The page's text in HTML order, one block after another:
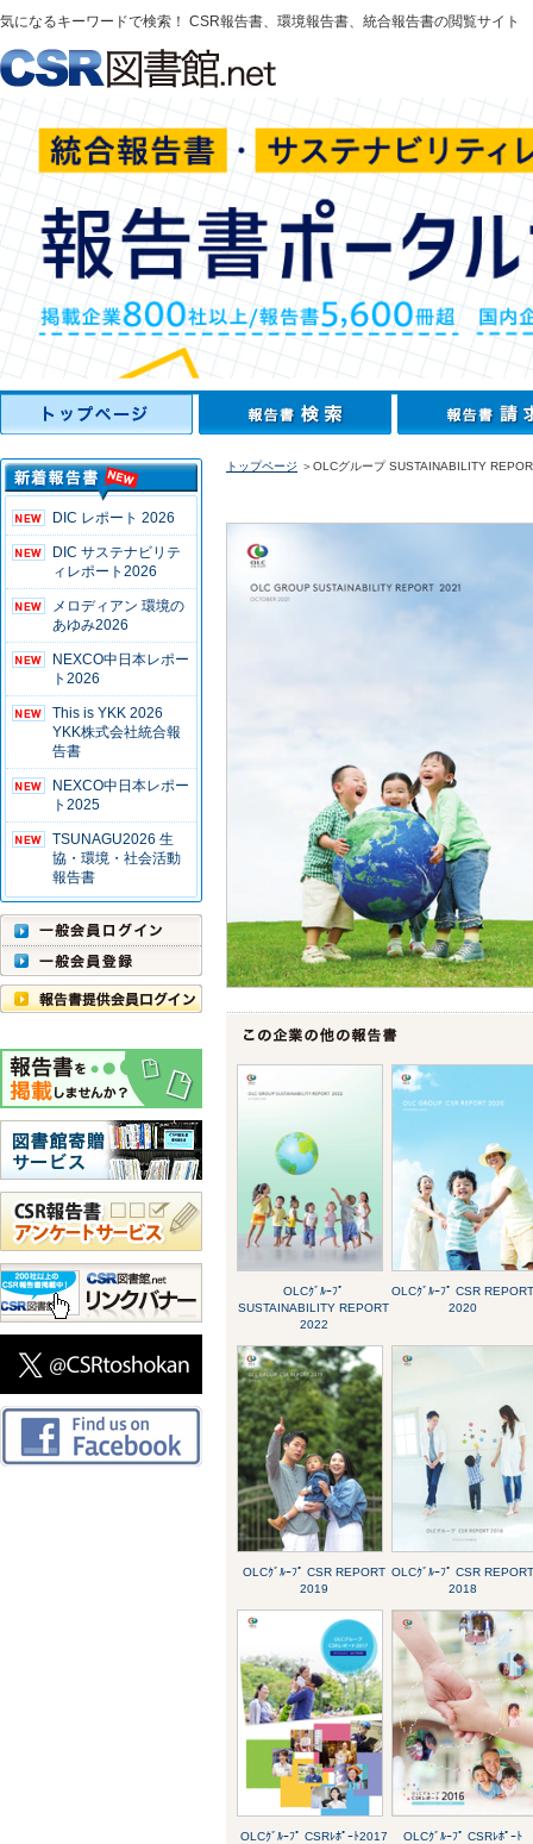
気になるキーワードで検索！ CSR報告書、環境報告書、統合報告書の閲覧サイト
DIC レポート 2026
DIC サステナビリテ
ィレポート2026
メロディアン 環境の
あゆみ2026
NEXCO中日本レポー
ト2026
This is YKK 2026
YKK株式会社統合報
告書
NEXCO中日本レポー
ト2025
TSUNAGU2026 生
協・環境・社会活動
報告書
トップページ ＞OLCグループ SUSTAINABILITY
OLCｸﾞﾙｰﾌﾟ
SUSTAINABILITY REPORT
2022
OLCｸﾞﾙｰﾌﾟ CSR
2020
OLCｸﾞﾙｰﾌﾟ CSR REPORT
2019
OLCｸﾞﾙｰﾌﾟ CSR
2018
OLCｸﾞﾙｰﾌﾟ CSRﾚﾎﾟｰﾄ2017
OLCｸﾞﾙｰﾌﾟ CSRﾚﾎﾟｰﾄ